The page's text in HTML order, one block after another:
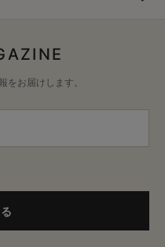
をお届けします。